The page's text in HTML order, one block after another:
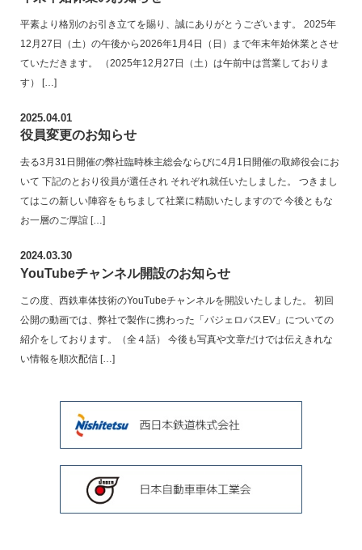
平素より格別のお引き立てを賜り、誠にありがとうございます。 2025年
12月27日（土）の午後から2026年1月4日（日）まで年末年始休業とさせ
ていただきます。 （2025年12月27日（土）は午前中は営業しておりま
す） […]
2025.04.01
役員変更のお知らせ
去る3月31日開催の弊社臨時株主総会ならびに4月1日開催の取締役会にお
いて 下記のとおり役員が選任され それぞれ就任いたしました。 つきまし
てはこの新しい陣容をもちまして社業に精励いたしますので 今後ともな
お一層のご厚誼 […]
2024.03.30
YouTubeチャンネル開設のお知らせ
この度、西鉄車体技術のYouTubeチャンネルを開設いたしました。 初回
公開の動画では、弊社で製作に携わった「パジェロバスEV」についての
紹介をしております。（全４話） 今後も写真や文章だけでは伝えきれな
い情報を順次配信 […]